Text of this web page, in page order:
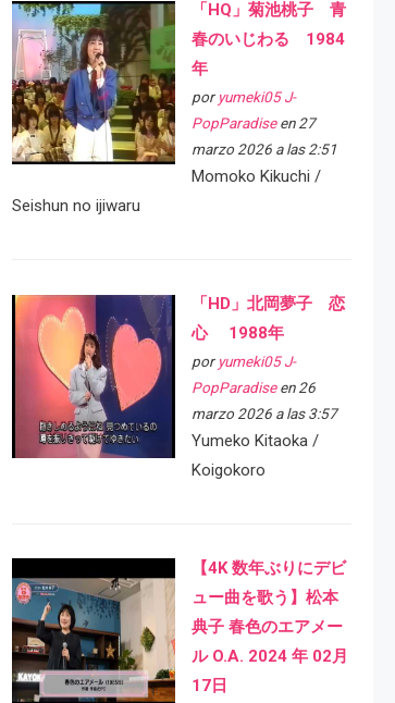
「HQ」菊池桃子 青
春のいじわる 1984
年
por yumeki05 J-
PopParadiseen 27
marzo 2026 a las 2:51
Momoko Kikuchi /
Seishun no ijiwaru
「HD」北岡夢子 恋
心 1988年
por yumeki05 J-
PopParadiseen 26
marzo 2026 a las 3:57
Yumeko Kitaoka /
Koigokoro
【4K 数年ぶりにデビ
ュー曲を歌う】松本
典子 春色のエアメー
ル O.A. 2024 年 02月
17日